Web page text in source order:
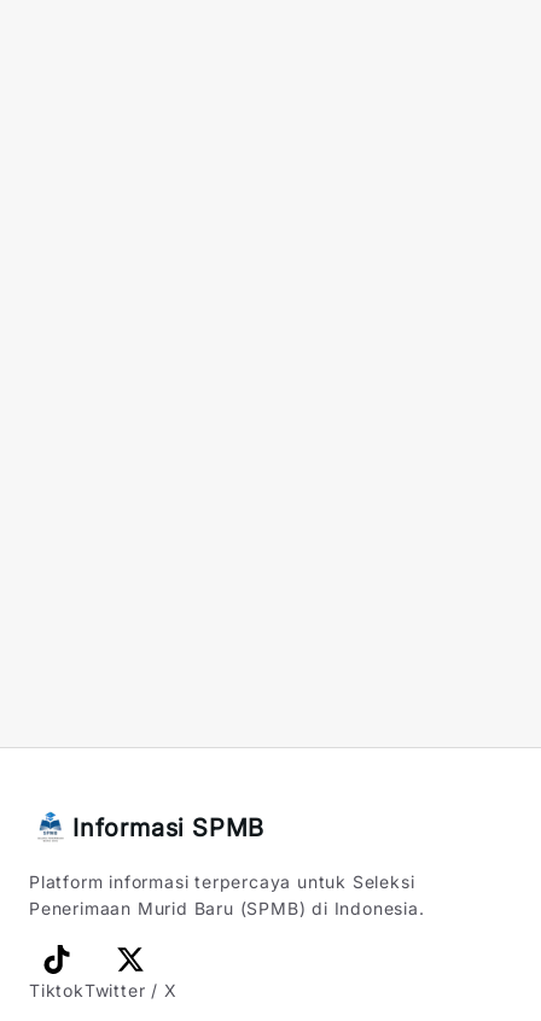
Informasi SPMB
Platform informasi terpercaya untuk Seleksi
Penerimaan Murid Baru (SPMB) di Indonesia.
TiktokTwitter / X